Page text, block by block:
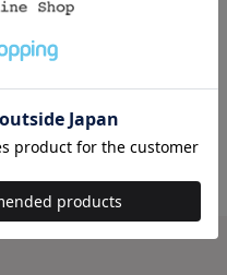
登録を行ってください。